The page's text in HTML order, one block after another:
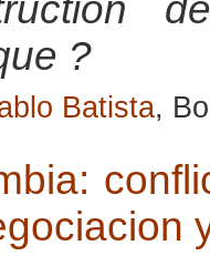
?
Batista,